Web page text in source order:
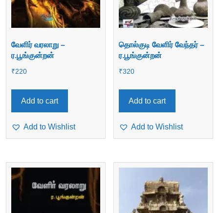
வேளிர் வரலாறு –
ர.பூங்குன்றன்
₹220
Add to cart
Add to Wishlist
தொல்குடி வேளிர் வேந்தர் –
ர.பூங்குன்றன்
₹320
Add to cart
Add to Wishlist